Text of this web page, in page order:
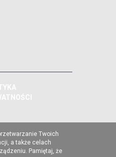
Twoich
a także celach
Pamiętaj, że